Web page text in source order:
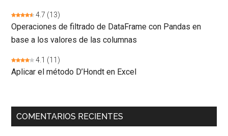
4.7 (13)
Operaciones de filtrado de DataFrame con Pandas en
base a los valores de las columnas
4.1 (11)
Aplicar el método D’Hondt en Excel
COMENTARIOS RECIENTES